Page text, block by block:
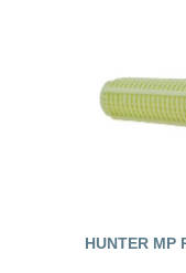
HUNTER MP